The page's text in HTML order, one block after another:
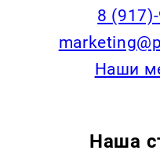
8
Наши
Наша